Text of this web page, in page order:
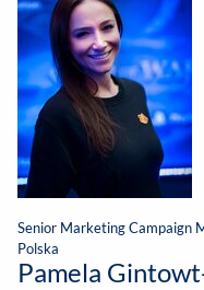
Senior Marketing Campaign
Polska
Pamela